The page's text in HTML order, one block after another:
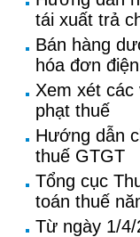
tái xuất trả
Bán hàng
hóa đơn
Xem xét
phạt thuế
Hướng dẫn
thuế GTGT
Tổng cục
toán thuế
Từ ngày 1/